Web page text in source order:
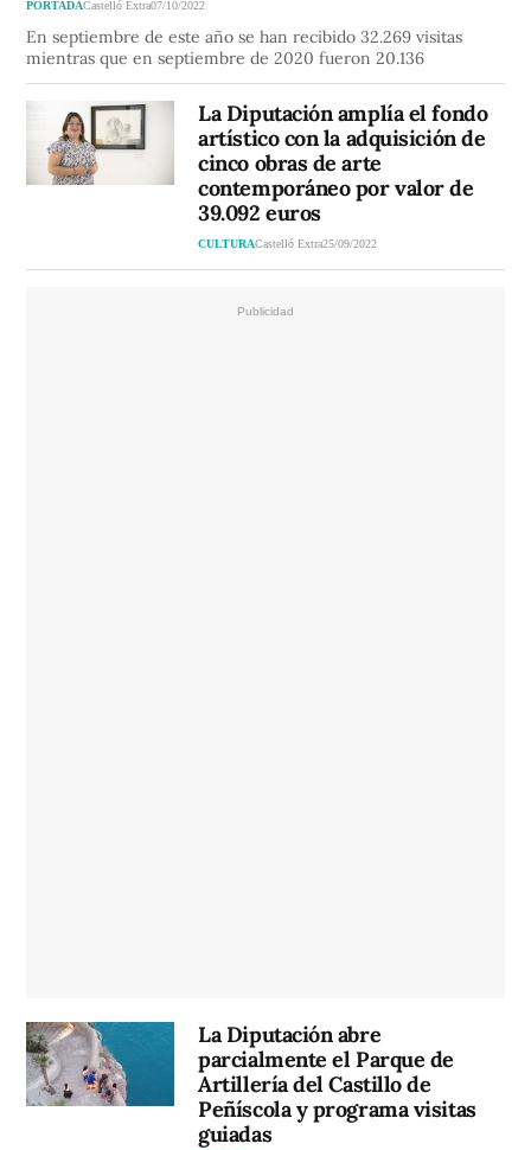
PORTADACastelló Extra07/10/2022
En septiembre de este año se han recibido 32.269 visitas
mientras que en septiembre de 2020 fueron 20.136
La Diputación amplía el fondo
artístico con la adquisición de
cinco obras de arte
contemporáneo por valor de
39.092 euros
CULTURACastelló Extra25/09/2022
La Diputación abre
parcialmente el Parque de
Artillería del Castillo de
Peñíscola y programa visitas
guiadas